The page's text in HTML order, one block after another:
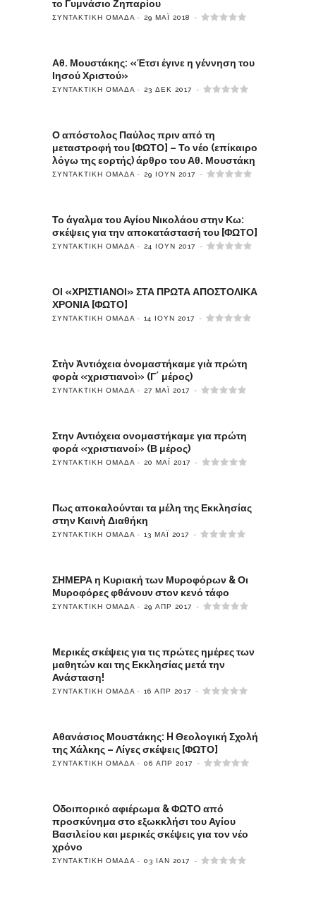
το Γυμνάσιο Ζηπαρίου
ΣΥΝΤΑΚΤΙΚΉ ΟΜΆΔΑ 29 ΜΆΙ 2018
Αθ. Μουστάκης: «Έτσι έγινε η γέννηση του
Ιησού Χριστού»
ΣΥΝΤΑΚΤΙΚΉ ΟΜΆΔΑ 23 ΔΕΚ 2017
Ο απόστολος Παύλος πριν από τη
μεταστροφή του [ΦΩΤΟ] – Το νέο (επίκαιρο
λόγω της εορτής) άρθρο του Αθ. Μουστάκη
ΣΥΝΤΑΚΤΙΚΉ ΟΜΆΔΑ 29 ΙΟΎΝ 2017
Το άγαλμα του Αγίου Νικολάου στην Κω:
σκέψεις για την αποκατάστασή του [ΦΩΤΟ]
ΣΥΝΤΑΚΤΙΚΉ ΟΜΆΔΑ 24 ΙΟΎΝ 2017
ΟΙ «ΧΡΙΣΤΙΑΝΟΙ» ΣΤΑ ΠΡΩΤΑ ΑΠΟΣΤΟΛΙΚΑ
ΧΡΟΝΙΑ [ΦΩΤΟ]
ΣΥΝΤΑΚΤΙΚΉ ΟΜΆΔΑ 14 ΙΟΎΝ 2017
Στὴν Ἀντιόχεια ὀνομαστήκαμε γιὰ πρώτη
φορὰ «χριστιανοὶ» (Γ΄ μέρος)
ΣΥΝΤΑΚΤΙΚΉ ΟΜΆΔΑ 27 ΜΆΙ 2017
Στην Αντιόχεια ονομαστήκαμε για πρώτη
φορά «χριστιανοί» (Β μέρος)
ΣΥΝΤΑΚΤΙΚΉ ΟΜΆΔΑ 20 ΜΆΙ 2017
Πως αποκαλούνται τα μέλη της Εκκλησίας
στην Καινὴ Διαθήκη
ΣΥΝΤΑΚΤΙΚΉ ΟΜΆΔΑ 13 ΜΆΙ 2017
ΣΗΜΕΡΑ η Κυριακή των Μυροφόρων & Οι
Μυροφόρες φθάνουν στον κενό τάφο
ΣΥΝΤΑΚΤΙΚΉ ΟΜΆΔΑ 29 ΑΠΡ 2017
Μερικές σκέψεις για τις πρώτες ημέρες των
μαθητών και της Εκκλησίας μετά την
Ανάσταση!
ΣΥΝΤΑΚΤΙΚΉ ΟΜΆΔΑ 16 ΑΠΡ 2017
Αθανάσιος Μουστάκης: H Θεολογική Σχολή
της Χάλκης – Λίγες σκέψεις [ΦΩΤΟ]
ΣΥΝΤΑΚΤΙΚΉ ΟΜΆΔΑ 06 ΑΠΡ 2017
Oδοιπορικό αφιέρωμα & ΦΩΤΟ από
προσκύνημα στο εξωκκλήσι του Αγίου
Βασιλείου και μερικές σκέψεις για τον νέο
χρόνο
ΣΥΝΤΑΚΤΙΚΉ ΟΜΆΔΑ 03 ΙΑΝ 2017